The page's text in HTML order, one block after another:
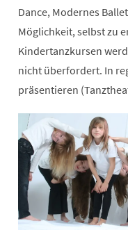
Dance, Modernes
Möglichkeit, selbst zu
Kindertanzkursen
nicht überfordert. In
präsentieren